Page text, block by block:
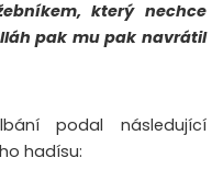
který nechce
pak mu pak navrátil
podal následující
hadísu: